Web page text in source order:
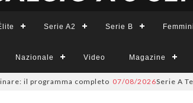
Serie A2 Serie B
Nazionale Video Magazine
completo 07/08/2026Serie A Tesys,